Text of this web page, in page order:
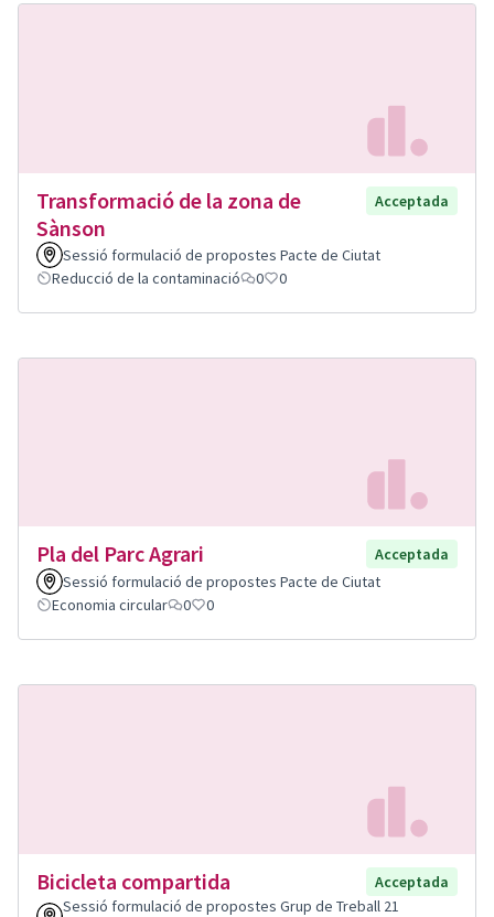
Transformació de la zona de
Sànson
Acceptada
Sessió formulació de propostes Pacte de Ciutat
Reducció de la contaminació
0 0
Pla del Parc Agrari
Acceptada
Sessió formulació de propostes Pacte de Ciutat
Economia circular
0 0
Bicicleta compartida
Acceptada
Sessió formulació de propostes Grup de Treball 21